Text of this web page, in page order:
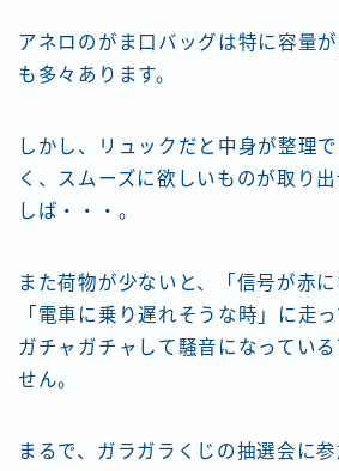
アネロのがま口バッグは特に容量
も多々あります。
しかし、リュックだと中身が整理
く、スムーズに欲しいものが取り
しば・・・。
また荷物が少ないと、「信号が赤
「電車に乗り遅れそうな時」に走
ガチャガチャして騒音になってい
せん。
まるで、ガラガラくじの抽選会に